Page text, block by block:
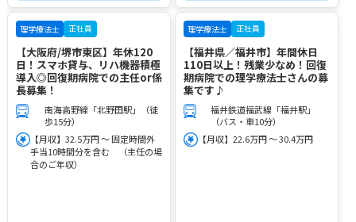
理学療法士 正社員
【大阪府/堺市東区】年休120
日！スマホ貸与、リハ機器積極
導入◎回復期病院での主任or係
長募集！
南海高野線「北野田駅」（徒
歩15分）
【月収】32.5万円 ～ 固定時間外
手当10時間分を含む （主任の場
合のご年収）
理学療法士 正社員
【福井県／福井市】年間休日
110日以上！残業少なめ！回復
期病院での理学療法士さんの募
集です♪
福井鉄道福武線「福井駅」
（バス・車10分）
【月収】22.6万円 ～ 30.4万円